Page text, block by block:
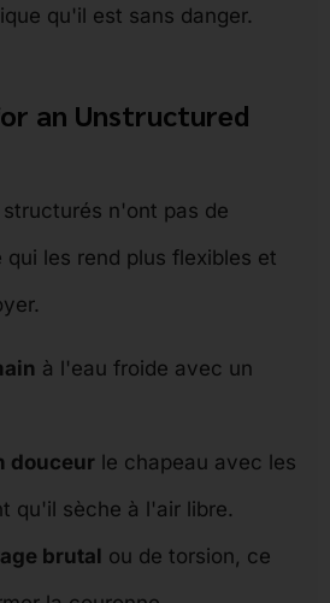
qu'il est sans danger.
an Unstructured
n'ont pas de
les rend plus flexibles et
à l'eau froide avec un
douceur le chapeau avec les
qu'il sèche à l'air libre.
brutal ou de torsion, ce